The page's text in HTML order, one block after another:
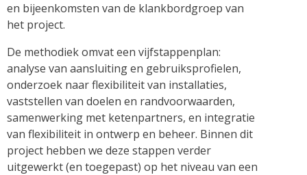
en bijeenkomsten van de klankbordgroep van
het project.
De methodiek omvat een vijfstappenplan:
analyse van aansluiting en gebruiksprofielen,
onderzoek naar flexibiliteit van installaties,
vaststellen van doelen en randvoorwaarden,
samenwerking met ketenpartners, en integratie
van flexibiliteit in ontwerp en beheer. Binnen dit
project hebben we deze stappen verder
uitgewerkt (en toegepast) op het niveau van een